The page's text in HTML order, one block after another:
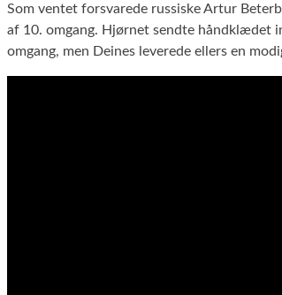
Som ventet forsvarede russiske Artur
af 10. omgang. Hjørnet sendte håndklædet
omgang, men Deines leverede ellers en